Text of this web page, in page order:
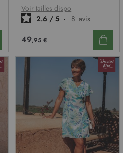
D’ENVIEVoir tailles dispo
2.6 / 5 - 8 avis
49,95 €